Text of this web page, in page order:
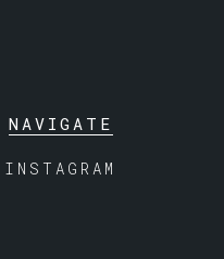
NAVIGATE
INSTAGRAM